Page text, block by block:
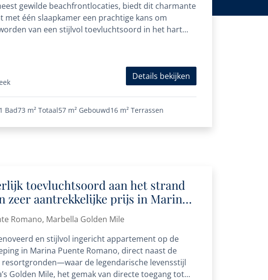
gewilde beachfrontlocaties, biedt dit charmante
met één slaapkamer een prachtige kans om
van een stijlvol toevluchtsoord in het hart
Details bekijken
1 Bad73 m² Totaal57 m² Gebouwd16 m² Terrassen
toevluchtsoord aan het strand
zeer aantrekkelijke prijs in Marina
een absolute toplocatie aan
Mile
Romano, Marbella Golden Mile
en stijlvol ingericht appartement op de
in Marina Puente Romano, direct naast de
resortgronden—waar de legendarische levensstijl
Golden Mile, het gemak van directe toegang tot